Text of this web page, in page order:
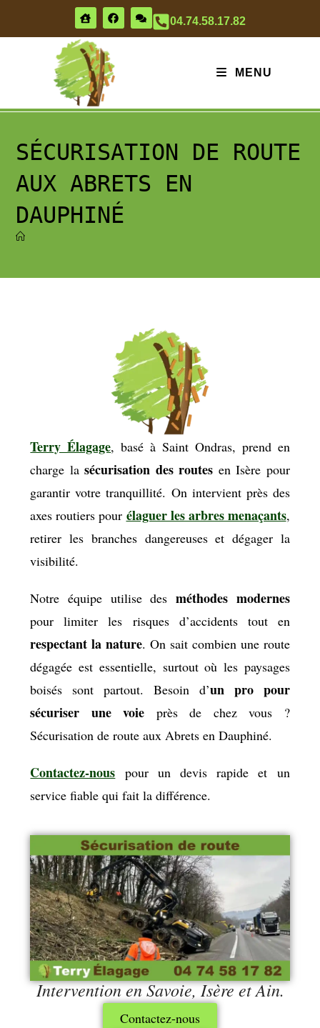
04.74.58.17.82
MENU
SÉCURISATION DE ROUTE
AUX ABRETS EN
DAUPHINÉ
Terry Élagage, basé à Saint Ondras, prend en
charge lasécurisation des routes en Isère pour
garantir votre tranquillité. On intervient près des
axes routiers pour élaguer les arbres menaçants,
retirer les branches dangereuses et dégager la
visibilité.
Notre équipe utilise des méthodes modernes
pour limiter les risques d’accidents tout en
respectant la nature. On sait combien une route
dégagée est essentielle, surtout où les paysages
boisés sont partout. Besoin d’un pro pour
sécuriser une voie près de chez vous ?
Sécurisation de route aux Abrets en Dauphiné.
Contactez-nous pour un devis rapide et un
service fiable qui fait la différence.
Intervention en Savoie, Isère et Ain.
Contactez-nous